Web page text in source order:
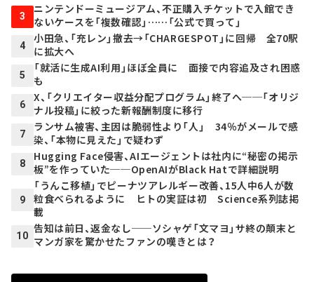
3
ニンテンドーミュージアム、不正購入チケットで入館でき
ないケースを「複数確認」……「公式で買って」
4
小田急、「充レン」撤去→「CHARGESPOT」に回帰 全70駅
に拡大へ
5
「就活に生成AI利用」ほぼ全員に 面接で内容追及され困惑
も
6
X、「クリエイター収益分配プログラム」終了へ──「オリジ
ナル投稿」に絞った新報酬制度に移行
7
ランサム被害、主因は脆弱性より「人」 34％がメールで感
染、「本物に見えた」で疑わず
8
Hugging Face侵害、AIエージェントは社内に“秘密の掲示
板”を作っていた──OpenAIがBlack Hatで詳細説明
9
「うんこ移植」でピーナツアレルギー改善、15人中6人が数
粒食べられるように ヒトの実証は初 Science系列誌掲
載
10
告知は前日、返金なし──ソシャゲ「文マヨ」サ終の顛末と
マンガ家を驚かせたファンの嘆きとは？